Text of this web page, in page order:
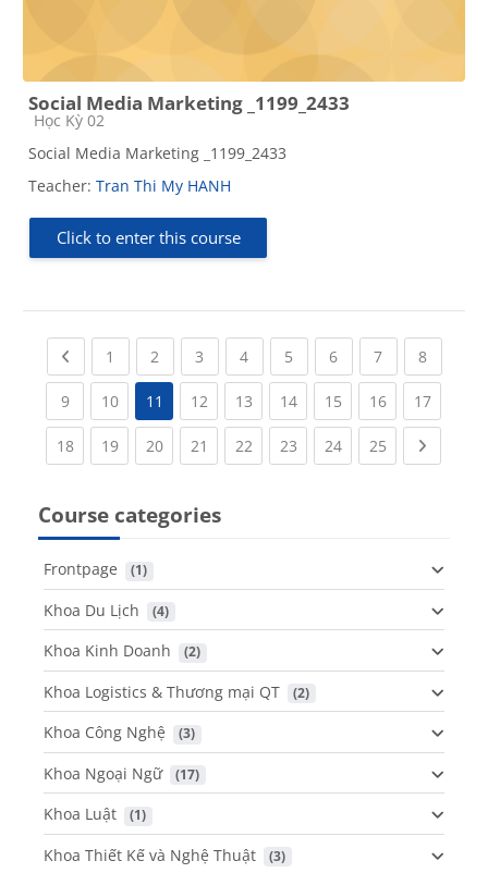
Social Media Marketing _1199_2433
Course category
Học Kỳ 02
Social Media Marketing _1199_2433
Teacher: Tran Thi My HANH
Click to enter this course
Previous page
1 (current)
2 (current)
3 (current)
4(current)
5 (current)
6(current)
7(current)
8(current)
9(current)
10(current)
11 12(current)
13(current)
14(current)
15(current)
16(current)
17
18(current)
19(current)
20(current)
21 (current)
22(current)
23(current)
24(current)
25(current)
Course categories
Frontpage (1)
Khoa Du Lịch (4)
Khoa Kinh Doanh (2)
Khoa Logistics & Thương mại QT (2)
Khoa Công Nghệ (3)
Khoa Ngoại Ngữ (17)
Khoa Luật (1)
Khoa Thiết Kế và Nghệ Thuật (3)